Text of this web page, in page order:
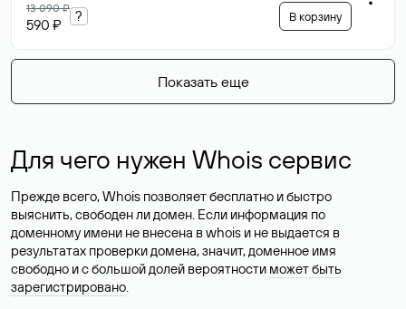
13 090 ₽
590 ₽
? В корзину
Показать еще
Для чего нужен Whois сервис
Прежде всего, Whois позволяет бесплатно и быстро
выяснить, свободен ли домен. Если информация по
доменному имени не внесена в whois и не выдается в
результатах проверки домена, значит, доменное имя
свободно и с большой долей вероятности может быть
зарегистрировано.